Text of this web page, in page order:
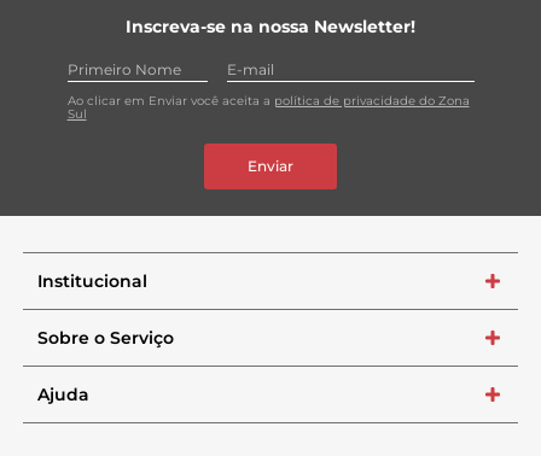
Inscreva-se na nossa Newsletter!
Ao clicar em Enviar você aceita a política de privacidade do Zona
Sul
Enviar
Institucional +
Sobre o Serviço +
Ajuda +